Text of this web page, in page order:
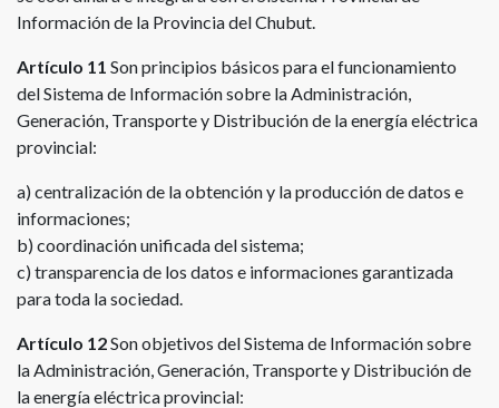
Información de la Provincia del Chubut.
Artículo 11 Son principios básicos para el funcionamiento
del Sistema de Información sobre la Administración,
Generación, Transporte y Distribución de la energía eléctrica
provincial:
a) centralización de la obtención y la producción de datos e
informaciones;
b) coordinación unificada del sistema;
c) transparencia de los datos e informaciones garantizada
para toda la sociedad.
Artículo 12Son objetivos del Sistema de Información sobre
la Administración, Generación, Transporte y Distribución de
la energía eléctrica provincial: